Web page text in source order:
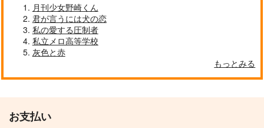
VOYAGE
165
Dr.STONE
SYMPHONY
Monster
月刊少女野崎くん
君が言うには犬の恋
私の愛する圧制者
私立メロ高等学校
灰色と赤
もっとみる
お支払い